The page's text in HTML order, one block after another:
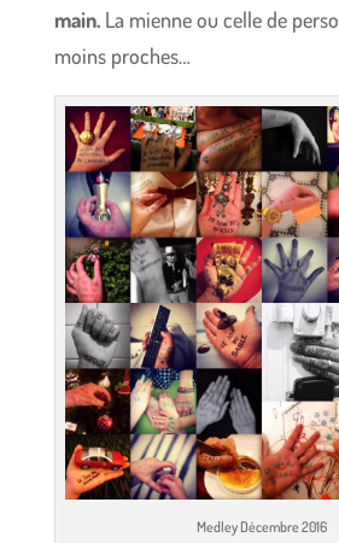
main.La mienne ou celle de
moins proches…
Medley Décembre 2016